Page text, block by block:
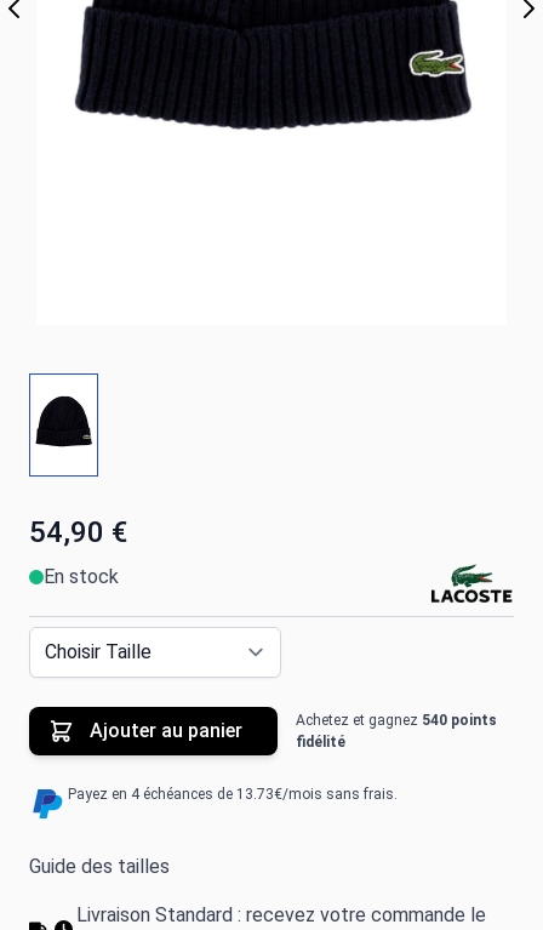
54,90 €
En stock
Ajouter au panier Achetez et gagnez 540 points
fidélité
Payez en 4 échéances de 13.73€/mois sans frais.
Guide des tailles
Livraison Standard : recevez votre commande le